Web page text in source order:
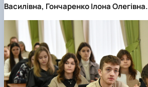
Василівна, Гончаренко Ілона Олегівна.